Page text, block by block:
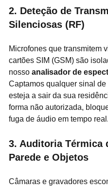
2. Deteção de
Silenciosas (RF)
Microfones que transmitem
cartões SIM (GSM) são
nosso analisador de
Captamos qualquer sinal de
esteja a sair da sua
forma não autorizada,
fuga de áudio em tempo real.
3. Auditoria Térmica
Parede e Objetos
Câmaras e gravadores